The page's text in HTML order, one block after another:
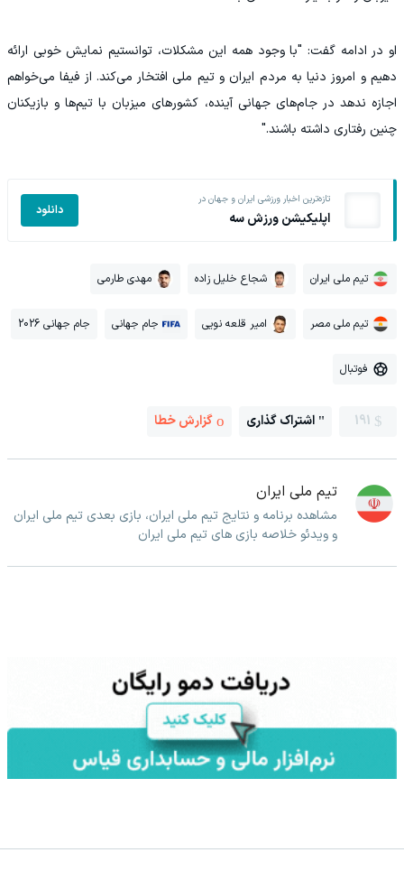
او در ادامه گفت: "با وجود همه این مشکلات، توانستیم نمایش خوبی ارائه
دهیم و امروز دنیا به مردم ایران و تیم ملی افتخار می‌کند. از فیفا می‌خواهم
اجازه ندهد در جام‌های جهانی آینده، کشورهای میزبان با تیم‌ها و بازیکنان
چنین رفتاری داشته باشند."
تازه‌ترین اخبار ورزشی ایران و جهان در
اپلیکیشن ورزش سه دانلود
تیم ملی ایران شجاع خلیل زاده مهدی طارمی
تیم ملی مصر امیر قلعه نویی جام جهانی جام جهانی 2026
فوتبال
191 اشتراک گذاری گزارش خطا
تیم ملی ایران
مشاهده برنامه و نتایج تیم ملی ایران، بازی بعدی تیم ملی ایران
و ویدئو خلاصه بازی های تیم ملی ایران